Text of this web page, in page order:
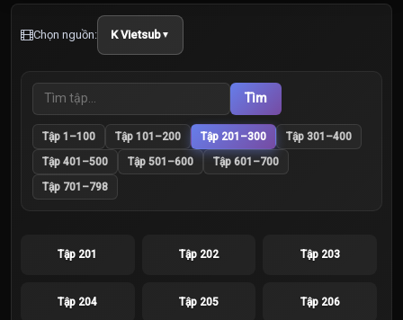
Chọn nguồn: K Vietsub▼
Tìm
Tập 1–100 Tập 101–200 Tập 201–300
Tập 301–400
Tập 401–500
Tập 501–600
Tập 601–700
Tập 701–798
Tập 201 Tập 202 Tập 203
Tập 204 Tập 205 Tập 206